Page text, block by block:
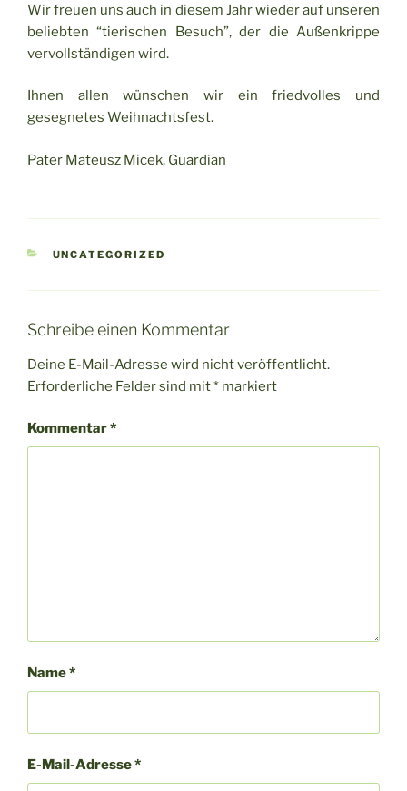
Wir freuen uns auch in diesem Jahr wieder auf unseren
beliebten “tierischen Besuch”, der die Außenkrippe
vervollständigen wird.
Ihnen allen wünschen wir ein friedvolles und
gesegnetes Weihnachtsfest.
Pater Mateusz Micek, Guardian
KATEGORIEN
UNCATEGORIZED
Schreibe einen Kommentar
Deine E-Mail-Adresse wird nicht veröffentlicht.
Erforderliche Felder sind mit* markiert
Kommentar*
Name*
E-Mail-Adresse*